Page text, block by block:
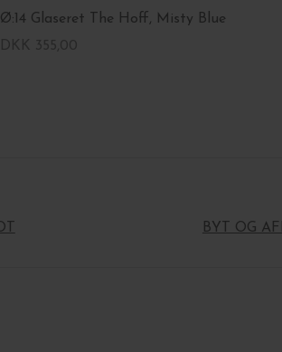
Ø:14 Glaseret The Hoff, Misty Blue
BYT OG